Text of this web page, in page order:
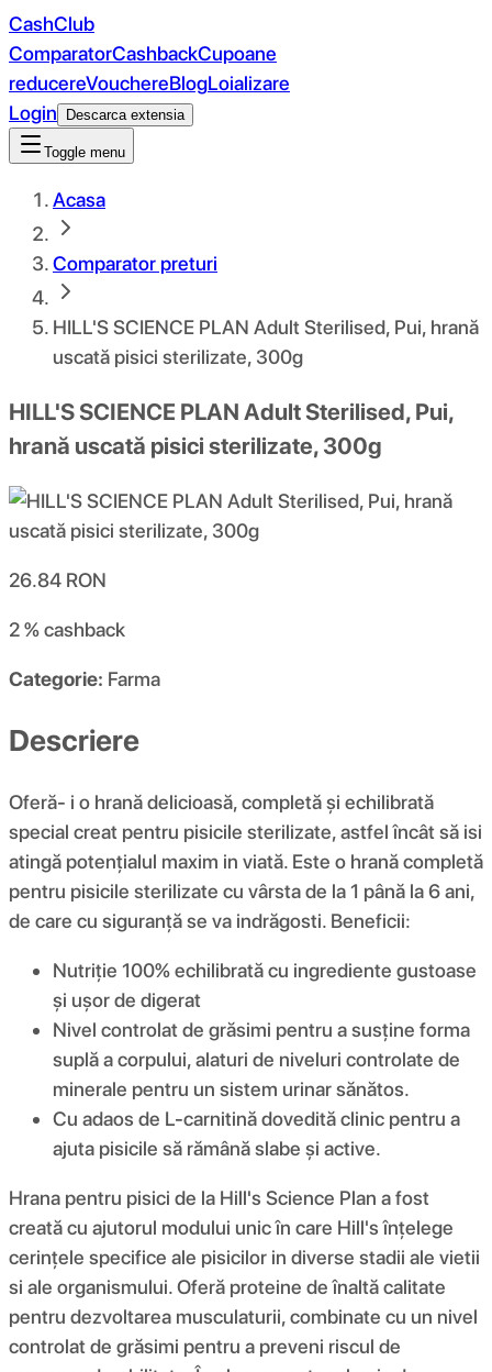
CashClub
ComparatorCashbackCupoane
reducereVouchereBlogLoializare
Login
Descarca extensia
Toggle menu
Acasa
Comparator preturi
HILL'S SCIENCE PLAN Adult Sterilised, Pui, hrană
uscată pisici sterilizate, 300g
HILL'S SCIENCE PLAN Adult Sterilised, Pui,
hrană uscată pisici sterilizate, 300g
26.84 RON
2 %cashback
Categorie: Farma
Descriere
Oferă- i o hrană delicioasă, completă şi echilibrată
special creat pentru pisicile sterilizate, astfel încât să isi
atingă potenţialul maxim in viată. Este o hrană completă
pentru pisicile sterilizate cu vârsta de la 1 până la 6 ani,
de care cu siguranță se va indrăgosti. Beneficii:
Nutriţie 100% echilibrată cu ingrediente gustoase
şi uşor de digerat
Nivel controlat de grăsimi pentru a susţine forma
suplă a corpului, alaturi de niveluri controlate de
minerale pentru un sistem urinar sănătos.
Cu adaos de L-carnitină dovedită clinic pentru a
ajuta pisicile să rămână slabe şi active.
Hrana pentru pisici de la Hill's Science Plan a fost
creată cu ajutorul modului unic în care Hill's înțelege
cerinţele specifice ale pisicilor in diverse stadii ale vietii
si ale organismului. Oferă proteine de înaltă calitate
pentru dezvoltarea musculaturii, combinate cu un nivel
controlat de grăsimi pentru a preveni riscul de